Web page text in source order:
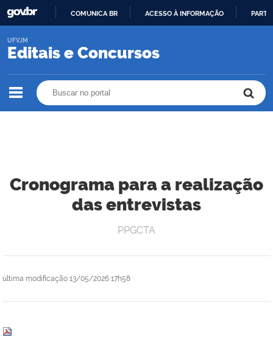
O
COMUNICA BR ACESSO À INFORMAÇÃO
Editais e Concursos
UFVJM
Cronograma para a realização
das entrevistas
última modificação 13/05/2026 17h58
PPGCTA